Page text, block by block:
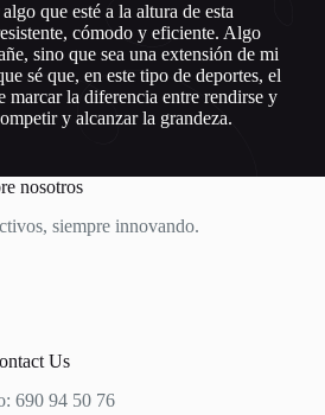
que esté a la altura de esta
cómodo y eficiente. Algo
sino que sea una extensión de mi
sé que, en este tipo de deportes, el
marcar la diferencia entre rendirse y
y alcanzar la grandeza.
nosotros
siempre innovando.
Us
690 94 50 76